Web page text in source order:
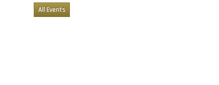
All Events